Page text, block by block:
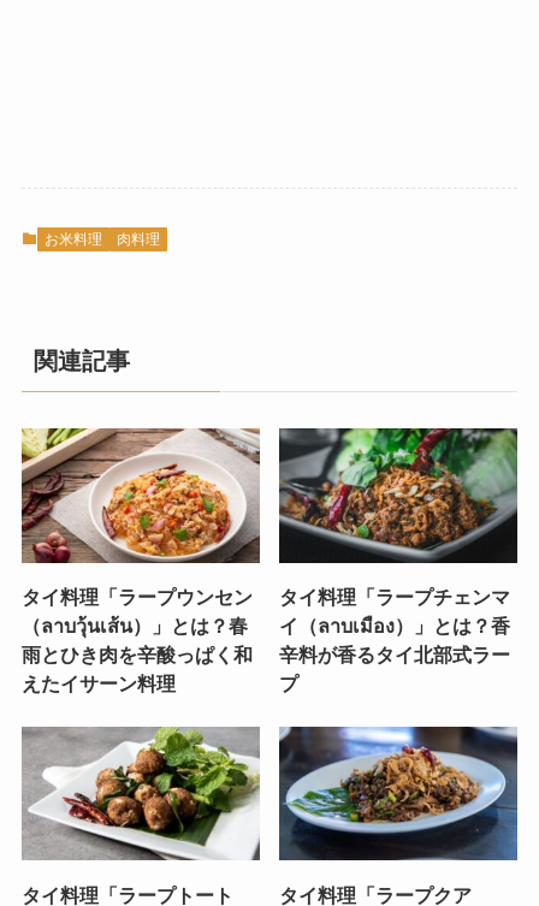
お米料理 肉料理
関連記事
タイ料理「ラープウンセン
（ลาบวุ้นเส้น）」とは？春
雨とひき肉を辛酸っぱく和
えたイサーン料理
タイ料理「ラープチェンマ
イ（ลาบเมือง）」とは？香
辛料が香るタイ北部式ラー
プ
タイ料理「ラープトート
タイ料理「ラープクア